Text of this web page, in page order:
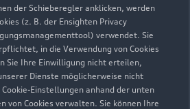
der Schieberegler anklicken, werden
(z. B. der Ensighten Privacy
verwendet. Sie
in die Verwendung von Cookies
Sie Ihre Einwilligung nicht erteilen,
Dienste möglicherweise nicht
Einstellungen anhand der unten
von Cookies verwalten. Sie können Ihre